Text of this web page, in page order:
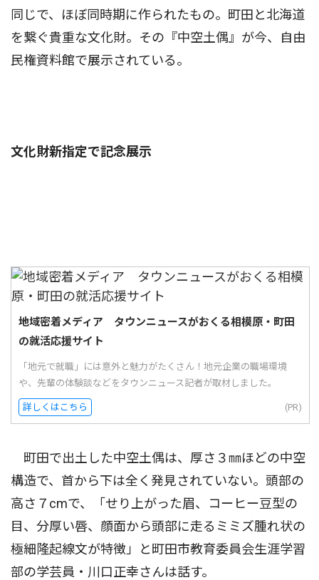
同じで、ほぼ同時期に作られたもの。町田と北海道
を繋ぐ貴重な文化財。その『中空土偶』が今、自由
民権資料館で展示されている。
文化財新指定で記念展示
地域密着メディア タウンニュースがおくる相模原・町田
の就活応援サイト
「地元で就職」には意外と魅力がたくさん！地元企業の職場環境
や、先輩の体験談などをタウンニュース記者が取材しました。
詳しくはこちら (PR)
町田で出土した中空土偶は、厚さ３㎜ほどの中空
構造で、首から下は全く発見されていない。頭部の
高さ７cmで、「せり上がった眉、コーヒー豆型の
目、分厚い唇、顔面から頭部に走るミミズ腫れ状の
極細隆起線文が特徴」と町田市教育委員会生涯学習
部の学芸員・川口正幸さんは話す。